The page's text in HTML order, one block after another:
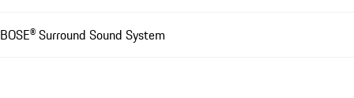
BOSE® Surround Sound System